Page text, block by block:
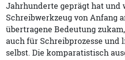
Jahrhunderte geprägt hat und
Schreibwerkzeug von Anfang
übertragene Bedeutung
auch für Schreibprozesse und
selbst. Die komparatistisch